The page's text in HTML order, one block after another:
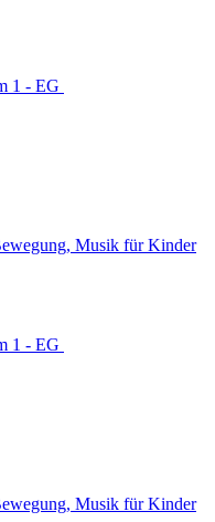
1 - EG
Musik für Kinder
1 - EG
Musik für Kinder